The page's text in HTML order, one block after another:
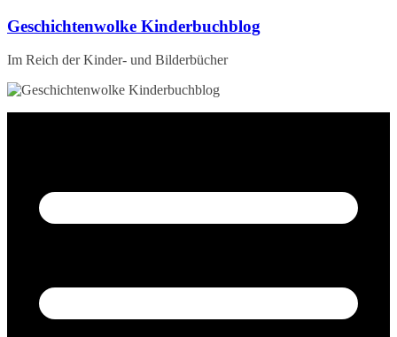
Zum
springen
Geschichtenwolke Kinderbuchblog
Im Reich der Kinder- und Bilderbücher